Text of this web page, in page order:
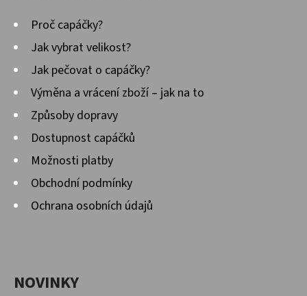
Proč capáčky?
Jak vybrat velikost?
Jak pečovat o capáčky?
Výměna a vrácení zboží – jak na to
Způsoby dopravy
Dostupnost capáčků
Možnosti platby
Obchodní podmínky
Ochrana osobních údajů
NOVINKY